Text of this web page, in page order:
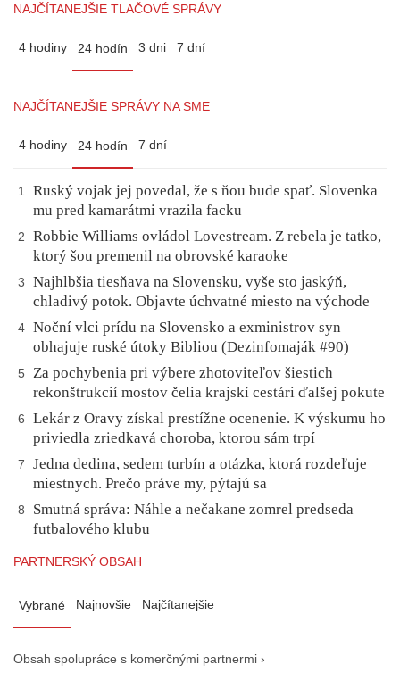
NAJČÍTANEJŠIE TLAČOVÉ SPRÁVY
4 hodiny 24 hodín 3 dni 7 dní
NAJČÍTANEJŠIE SPRÁVY NA SME
4 hodiny 24 hodín 7 dní
1
Ruský vojak jej povedal, že s ňou bude spať. Slovenka
mu pred kamarátmi vrazila facku
2
Robbie Williams ovládol Lovestream. Z rebela je tatko,
ktorý šou premenil na obrovské karaoke
3
Najhlbšia tiesňava na Slovensku, vyše sto jaskýň,
chladivý potok. Objavte úchvatné miesto na východe
4 Noční vlci prídu na Slovensko a exministrov syn
obhajuje ruské útoky Bibliou (Dezinfomaják #90)
5
Za pochybenia pri výbere zhotoviteľov šiestich
rekonštrukcií mostov čelia krajskí cestári ďalšej pokute
6
Lekár z Oravy získal prestížne ocenenie. K výskumu ho
priviedla zriedkavá choroba, ktorou sám trpí
7
Jedna dedina, sedem turbín a otázka, ktorá rozdeľuje
miestnych. Prečo práve my, pýtajú sa
8
Smutná správa: Náhle a nečakane zomrel predseda
futbalového klubu
PARTNERSKÝ OBSAH
Vybrané Najnovšie Najčítanejšie
Obsah spolupráce s komerčnými partnermi ›